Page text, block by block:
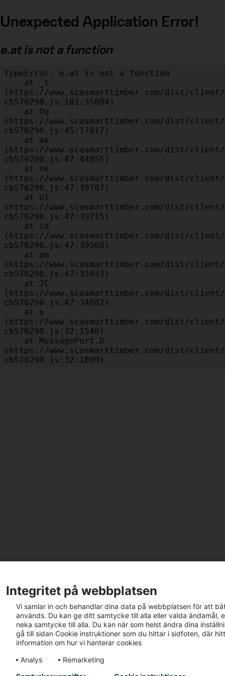
Unexpected Application Error!
e.at is not a function
TypeError: e.at is not a function
(https://www.scasmarttimber.com/dist/
cb570290.js:101:35094)
(https://www.scasmarttimber.com/dist/
cb570290.js:45:17017)
(https://www.scasmarttimber.com/dist/
cb570290.js:47:44055)
(https://www.scasmarttimber.com/dist/
cb570290.js:47:39787)
(https://www.scasmarttimber.com/dist/
cb570290.js:47:39715)
(https://www.scasmarttimber.com/dist/
cb570290.js:47:39568)
(https://www.scasmarttimber.com/dist/
cb570290.js:47:35933)
(https://www.scasmarttimber.com/dist/
cb570290.js:47:34882)
(https://www.scasmarttimber.com/dist/
cb570290.js:32:1540)
(https://www.scasmarttimber.com/dist/
cb570290.js:32:1899)
Integritet på webbplatsen
Vi samlar in och behandlar dina data på webbplatsen för att
används. Du kan ge ditt samtycke till alla eller valda ändamål,
neka samtycke till alla. Du kan när som helst ändra dina
gå till sidan Cookie instruktioner som du hittar i sidfoten, där
information om hur vi hanterar cookies
Analys
Remarketing